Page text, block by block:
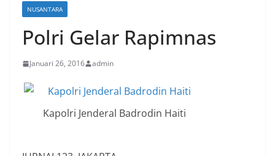
NUSANTARA
Polri Gelar Rapimnas
Januari 26, 2016 admin
Kapolri Jenderal Badrodin Haiti